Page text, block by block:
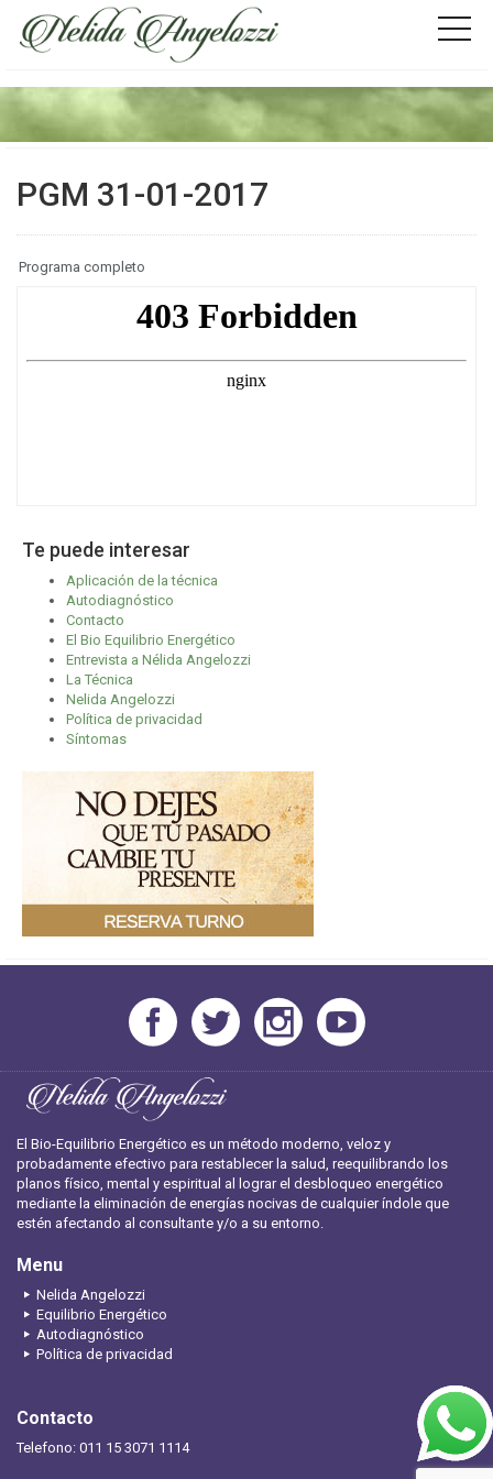
PGM 31-01-2017
Programa completo
Te puede interesar
Aplicación de la técnica
Autodiagnóstico
Contacto
El Bio Equilibrio Energético
Entrevista a Nélida Angelozzi
La Técnica
Nelida Angelozzi
Política de privacidad
Síntomas
El Bio-Equilibrio Energético es un método moderno, veloz y
probadamente efectivo para restablecer la salud, reequilibrando los
planos físico, mental y espiritual al lograr el desbloqueo energético
mediante la eliminación de energías nocivas de cualquier índole que
estén afectando al consultante y/o a su entorno.
Menu
Nelida Angelozzi
Equilibrio Energético
Autodiagnóstico
Política de privacidad
Contacto
Telefono: 011 15 3071 1114